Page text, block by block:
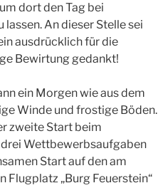
dort den Tag bei
An dieser Stelle sei
ausdrücklich für die
Bewirtung gedankt!
ein Morgen wie aus dem
Winde und frostige Böden.
zweite Start beim
Wettbewerbsaufgaben
Start auf den am
Flugplatz „Burg Feuerstein“